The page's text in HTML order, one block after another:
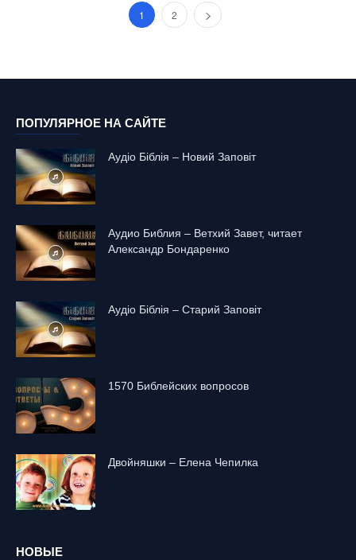
1 2
ПОПУЛЯРНОЕ НА САЙТЕ
Аудіо Біблія – Новий Заповіт
Аудио Библия – Ветхий Завет, читает
Александр Бондаренко
Аудіо Біблія – Старий Заповіт
1570 Библейских вопросов
Двойняшки – Елена Чепилка
НОВЫЕ